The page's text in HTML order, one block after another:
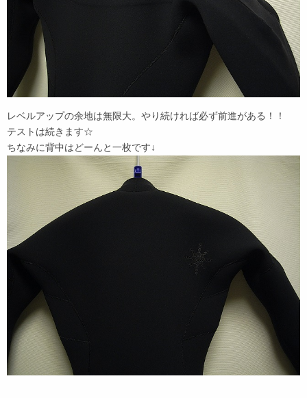
レベルアップの余地は無限大。やり続ければ必ず前進がある！！
テストは続きます☆
ちなみに背中はどーんと一枚です↓